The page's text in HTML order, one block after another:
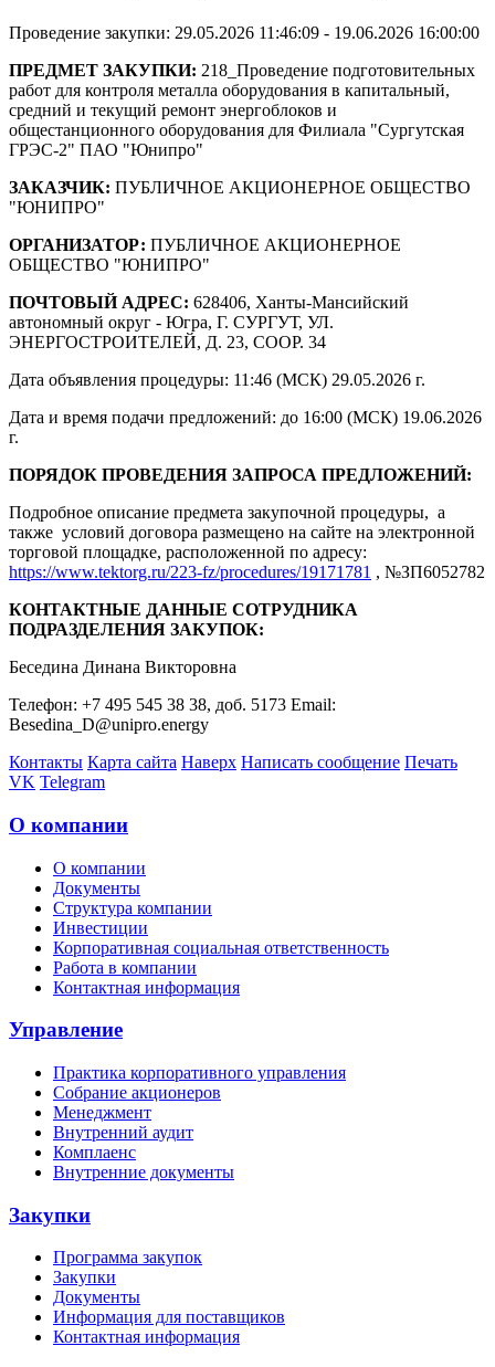
Проведение закупки: 29.05.2026 11:46:09 - 19.06.2026 16:00:00
ПРЕДМЕТ ЗАКУПКИ: 218_Проведение подготовительных
работ для контроля металла оборудования в капитальный,
средний и текущий ремонт энергоблоков и
общестанционного оборудования для Филиала "Сургутская
ГРЭС-2" ПАО "Юнипро"
ЗАКАЗЧИК: ПУБЛИЧНОЕ АКЦИОНЕРНОЕ ОБЩЕСТВО
"ЮНИПРО"
ОРГАНИЗАТОР: ПУБЛИЧНОЕ АКЦИОНЕРНОЕ
ОБЩЕСТВО "ЮНИПРО"
ПОЧТОВЫЙ АДРЕС: 628406, Ханты-Мансийский
автономный округ - Югра, Г. СУРГУТ, УЛ.
ЭНЕРГОСТРОИТЕЛЕЙ, Д. 23, СООР. 34
Дата объявления процедуры: 11:46 (МСК) 29.05.2026 г.
Дата и время подачи предложений: до 16:00 (МСК) 19.06.2026
г.
ПОРЯДОК ПРОВЕДЕНИЯ ЗАПРОСА ПРЕДЛОЖЕНИЙ:
Подробное описание предмета закупочной процедуры, а
также условий договора размещено на сайте на электронной
торговой площадке, расположенной по адресу:
https://www.tektorg.ru/223-fz/procedures/19171781 , №ЗП6052782
КОНТАКТНЫЕ ДАННЫЕ СОТРУДНИКА
ПОДРАЗДЕЛЕНИЯ ЗАКУПОК:
Беседина Динана Викторовна
Телефон: +7 495 545 38 38, доб. 5173 Email:
Besedina_D@unipro.energy
Контакты Карта сайта Наверх Написать сообщение Печать
VK Telegram
О компании
О компании
Документы
Структура компании
Инвестиции
Корпоративная социальная ответственность
Работа в компании
Контактная информация
Управление
Практика корпоративного управления
Собрание акционеров
Менеджмент
Внутренний аудит
Комплаенс
Внутренние документы
Закупки
Программа закупок
Закупки
Документы
Информация для поставщиков
Контактная информация